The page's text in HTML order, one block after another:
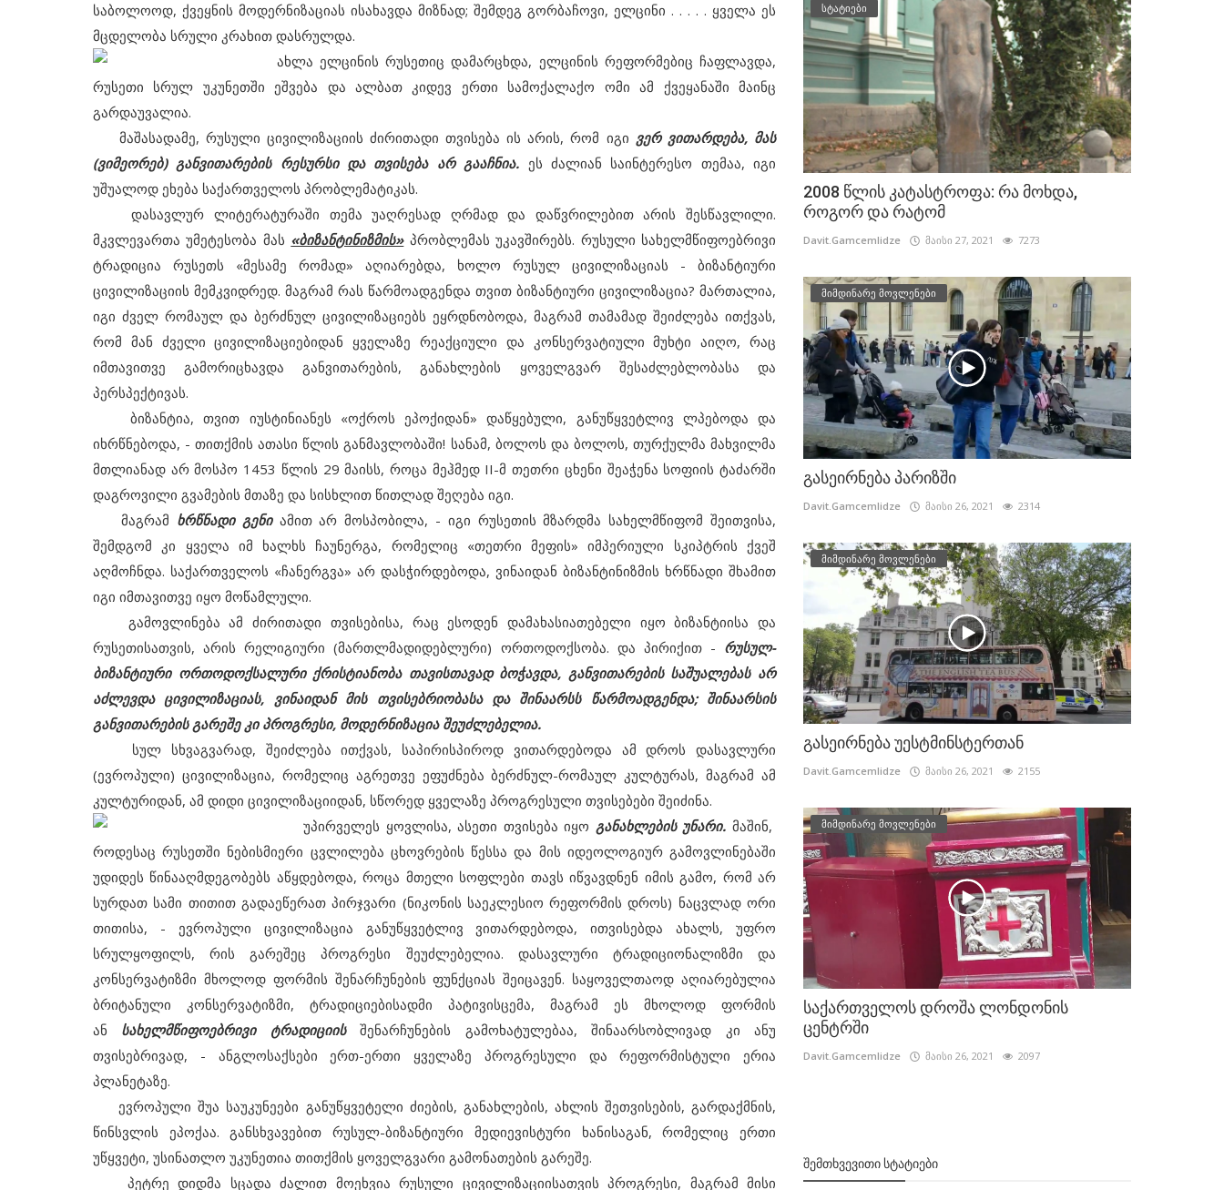
საბოლოოდ, ქვეყნის მოდერნიზაციას ისახავდა მიზნად; შემდეგ გორბაჩოვი, ელცინი . . . . . ყველა ეს
მცდელობა სრული კრახით დასრულდა.
ახლა ელცინისრუსეთიც დამარცხდა, ელცინის რეფორმებიც ჩაფლავდა,
რუსეთი სრულ უკუნეთში ეშვება და ალბათ კიდევ ერთი სამოქალაქო ომი ამ ქვეყანაში მაინც
გარდაუვალია.
მაშასადამე, რუსული ცივილიზაციის ძირითადი თვისება ის არის, რომ იგი ვერ ვითარდება, მას
(ვიმეორებ) განვითარების რესურსი და თვისება არ გააჩნია. ეს ძალიან საინტერესო თემაა, იგი
უშუალოდ ეხება საქართველოს პრობლემატიკას.
დასავლურ ლიტერატურაში თემა უაღრესად ღრმად და დაწვრილებით არის შესწავლილი.
მკვლევართა უმეტესობა მას «ბიზანტინიზმის»პრობლემას უკავშირებს. რუსული სახელმწიფოებრივი
ტრადიცია რუსეთს «მესამე რომად» აღიარებდა, ხოლო რუსულ ცივილიზაციას - ბიზანტიური
ცივილიზაციის მემკვიდრედ. მაგრამ რას წარმოადგენდა თვით ბიზანტიური ცივილიზაცია? მართალია,
იგი ძველ რომაულ და ბერძნულ ცივილიზაციებს ეყრდნობოდა, მაგრამ თამამად შეიძლება ითქვას,
რომ მან ძველი ცივილიზაციებიდან ყველაზე რეაქციული და კონსერვატიული მუხტი აიღო, რაც
იმთავითვე გამორიცხავდა განვითარების, განახლების ყოველგვარ შესაძლებლობასა და
პერსპექტივას.
ბიზანტია, თვით იუსტინიანეს «ოქროს ეპოქიდან» დაწყებული, განუწყვეტლივ ლპებოდა და
იხრწნებოდა, - თითქმის ათასი წლის განმავლობაში! სანამ, ბოლოს და ბოლოს, თურქულმა მახვილმა
მთლიანად არ მოსპო 1453 წლის 29 მაისს, როცა მეჰმედ II-მ თეთრი ცხენი შეაჭენა სოფიის ტაძარში
დაგროვილი გვამების მთაზე და სისხლით წითლად შეღება იგი.
მაგრამ ხრწნადი გენიამით არ მოსპობილა, - იგი რუსეთის მზარდმა სახელმწიფომ შეითვისა,
შემდგომ კი ყველა იმ ხალხს ჩაუნერგა, რომელიც «თეთრი მეფის» იმპერიული სკიპტრის ქვეშ
აღმოჩნდა. საქართველოს «ჩანერგვა» არ დასჭირდებოდა, ვინაიდან ბიზანტინიზმის ხრწნადი შხამით
იგი იმთავითვე იყო მოწამლული.
გამოვლინება ამ ძირითადი თვისებისა, რაც ესოდენ დამახასიათებელი იყო ბიზანტიისა და
რუსეთისათვის, არის რელიგიური (მართლმადიდებლური) ორთოდოქსობა. და პირიქით - რუსულ-
ბიზანტიური ორთოდოქსალური ქრისტიანობა თავისთავად ბოჭავდა, განვითარების საშუალებას არ
აძლევდა ცივილიზაციას, ვინაიდან მის თვისებრიობასა და შინაარსს წარმოადგენდა; შინაარსის
განვითარების გარეშე კი პროგრესი, მოდერნიზაცია შეუძლებელია.
სულ სხვაგვარად, შეიძლება ითქვას, საპირისპიროდ ვითარდებოდა ამ დროს დასავლური
(ევროპული) ცივილიზაცია, რომელიც აგრეთვე ეფუძნება ბერძნულ-რომაულ კულტურას, მაგრამ ამ
კულტურიდან, ამ დიდი ცივილიზაციიდან, სწორედ ყველაზე პროგრესული თვისებები შეიძინა.
უპირველეს ყოვლისა, ასეთი თვისება იყო განახლების უნარი. მაშინ,
როდესაც რუსეთში ნებისმიერი ცვლილება ცხოვრების წესსა და მის იდეოლოგიურ გამოვლინებაში
უდიდეს წინააღმდეგობებს აწყდებოდა, როცა მთელი სოფლები თავს იწვავდნენ იმის გამო, რომ არ
სურდათ სამი თითით გადაეწერათ პირჯვარი (ნიკონის საეკლესიო რეფორმის დროს) ნაცვლად ორი
თითისა, - ევროპული ცივილიზაცია განუწყვეტლივ ვითარდებოდა, ითვისებდა ახალს, უფრო
სრულყოფილს, რის გარეშეც პროგრესი შეუძლებელია. დასავლური ტრადიციონალიზმი და
კონსერვატიზმი მხოლოდ ფორმის შენარჩუნების ფუნქციას შეიცავენ. საყოველთაოდ აღიარებულია
ბრიტანული კონსერვატიზმი, ტრადიციებისადმი პატივისცემა, მაგრამ ეს მხოლოდ ფორმის
ან სახელმწიფოებრივი ტრადიციისშენარჩუნების გამოხატულებაა, შინაარსობლივად კი ანუ
თვისებრივად, - ანგლოსაქსები ერთ-ერთი ყველაზე პროგრესული და რეფორმისტული ერია
პლანეტაზე.
ევროპული შუა საუკუნეები განუწყვეტელი ძიების, განახლების, ახლის შეთვისების, გარდაქმნის,
წინსვლის ეპოქაა. განსხვავებით რუსულ-ბიზანტიური მედიევისტური ხანისაგან, რომელიც ერთი
უწყვეტი, უსინათლო უკუნეთია თითქმის ყოველგვარი გამონათების გარეშე.
პეტრე დიდმა სცადა ძალით მოეხვია რუსული ცივილიზაციისათვის პროგრესი, მაგრამ მისი
სტატიები
2008 წლის კატასტროფა: რა მოხდა,
როგორ და რატომ
Davit.Gamcemlidze მაისი 27, 2021 7273
მიმდინარე მოვლენები
გასეირნება პარიზში
Davit.Gamcemlidze მაისი 26, 2021 2314
მიმდინარე მოვლენები
გასეირნება უესტმინსტერთან
Davit.Gamcemlidze მაისი 26, 2021 2155
მიმდინარე მოვლენები
საქართველოს დროშა ლონდონის
ცენტრში
Davit.Gamcemlidze მაისი 26, 2021 2097
ᲨᲔᲛᲗᲮᲕᲔᲕᲘᲗᲘ ᲡᲢᲐᲢᲘᲔᲑᲘ